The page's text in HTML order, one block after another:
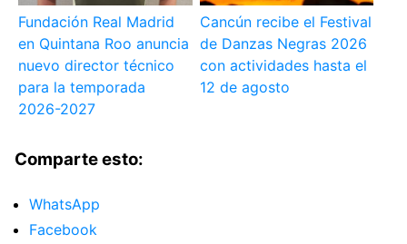
Fundación Real Madrid
en Quintana Roo anuncia
nuevo director técnico
para la temporada
2026-2027
Cancún recibe el Festival
de Danzas Negras 2026
con actividades hasta el
12 de agosto
Comparte esto:
WhatsApp
Facebook